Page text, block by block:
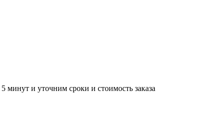
минут и уточним сроки и стоимость заказа